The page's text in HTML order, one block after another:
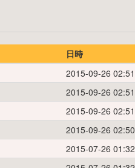
日時
2015-09-26 02:51
2015-09-26 02:51
2015-09-26 02:51
2015-09-26 02:50
2015-07-26 01:32